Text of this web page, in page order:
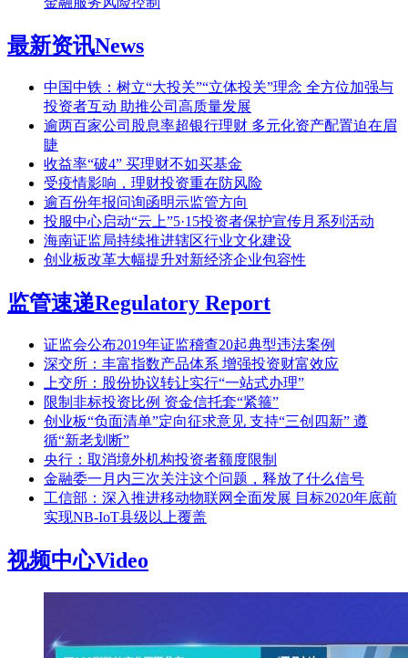
最新资讯News
中国中铁：树立“大投关”“立体投关”理念 全方位加强与
投资者互动 助推公司高质量发展
逾两百家公司股息率超银行理财 多元化资产配置迫在眉
睫
收益率“破4” 买理财不如买基金
受疫情影响，理财投资重在防风险
逾百份年报问询函明示监管方向
投服中心启动“云上”5·15投资者保护宣传月系列活动
海南证监局持续推进辖区行业文化建设
创业板改革大幅提升对新经济企业包容性
监管速递Regulatory Report
证监会公布2019年证监稽查20起典型违法案例
深交所：丰富指数产品体系 增强投资财富效应
上交所：股份协议转让实行“一站式办理”
限制非标投资比例 资金信托套“紧箍”
创业板“负面清单”定向征求意见 支持“三创四新” 遵
循“新老划断”
央行：取消境外机构投资者额度限制
金融委一月内三次关注这个问题，释放了什么信号
工信部：深入推进移动物联网全面发展 目标2020年底前
实现NB-IoT县级以上覆盖
视频中心Video